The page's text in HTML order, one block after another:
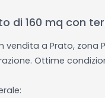
di 160 mq con
a Prato, zona
Ottime